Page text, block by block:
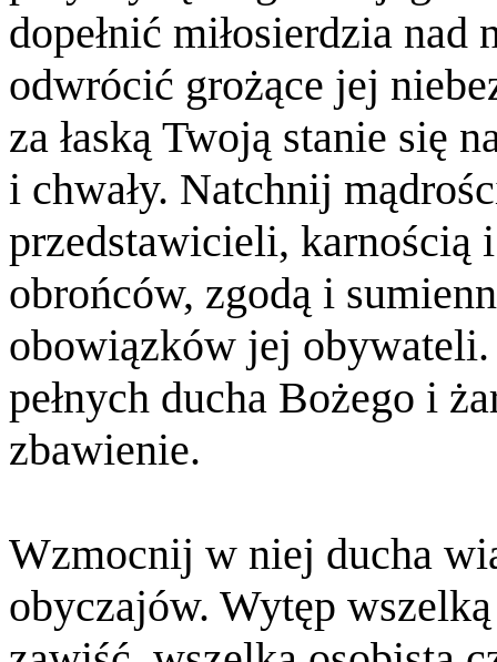
dopełnić miłosierdzia nad
odwrócić grożące jej
za łaską Twoją stanie się
i chwały. Natchnij
przedstawicieli, karnością
obrońców, zgodą i
obowiązków jej
pełnych ducha Bożego i
zbawienie.
Wzmocnij w niej ducha
obyczajów. Wytęp